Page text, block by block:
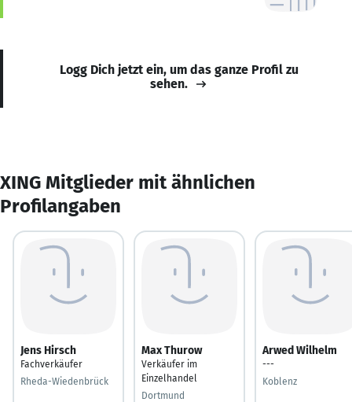
Logg Dich jetzt ein, um das ganze Profil zu
sehen.
XING Mitglieder mit ähnlichen
Profilangaben
Jens Hirsch
Fachverkäufer
Rheda-Wiedenbrück
Max Thurow
Verkäufer im
Einzelhandel
Dortmund
Arwed Wilhelm
---
Koblenz